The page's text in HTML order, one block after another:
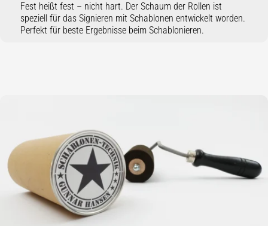
Fest heißt fest – nicht hart. Der Schaum der Rollen ist
speziell für das Signieren mit Schablonen entwickelt worden.
Perfekt für beste Ergebnisse beim Schablonieren.